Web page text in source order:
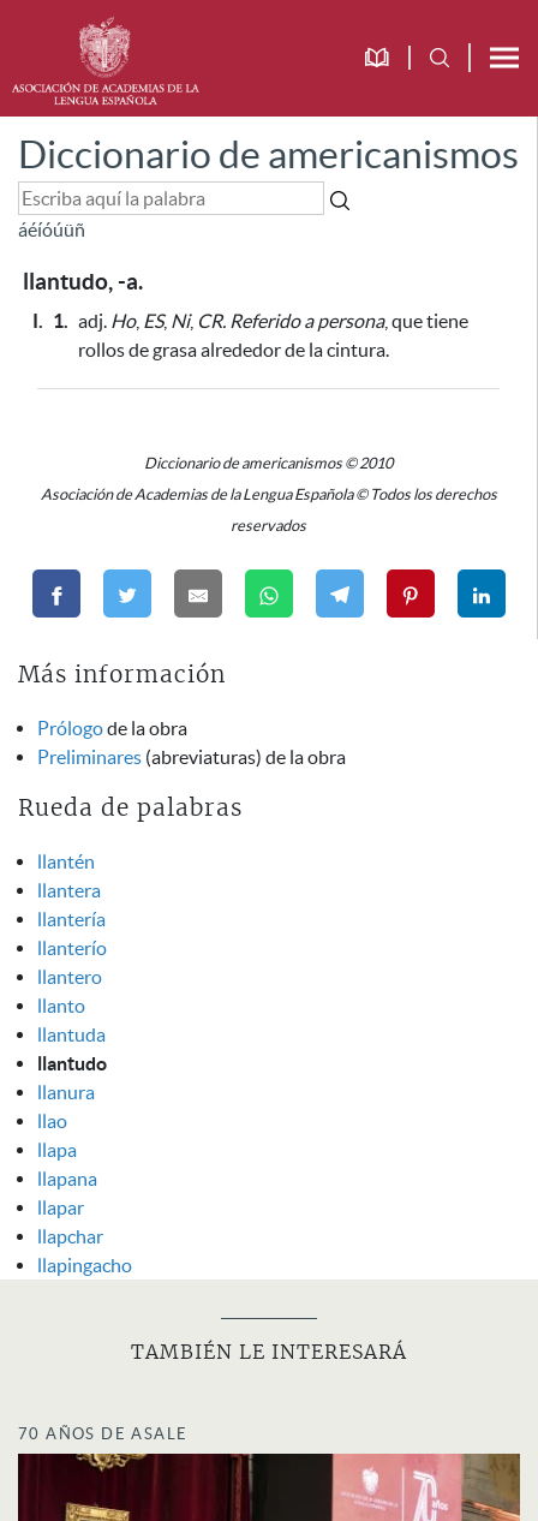
Diccionario de americanismos
áéíóúüñ
llantudo, -a.
I. 1. adj. Ho, ES, Ni, CR. Referido a persona, que tiene
rollos de grasa alrededor de la cintura.
Diccionario de americanismos © 2010
Asociación de Academias de la Lengua Española © Todos los derechos
reservados
Más información
Prólogode la obra
Preliminares (abreviaturas) de la obra
Rueda de palabras
llantén
llantera
llantería
llanterío
llantero
llanto
llantuda
llantudo
llanura
llao
llapa
llapana
llapar
llapchar
llapingacho
TAMBIÉN LE INTERESARÁ
70 AÑOS DE ASALE